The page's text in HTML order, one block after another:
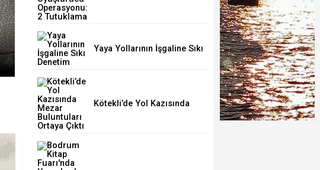
Mandalinci'nin Ortada Duran Siyaset Tarzı ve
Günleri
Yaya Yollarının İşgaline Sıkı
Kötekli’de Yol Kazısında